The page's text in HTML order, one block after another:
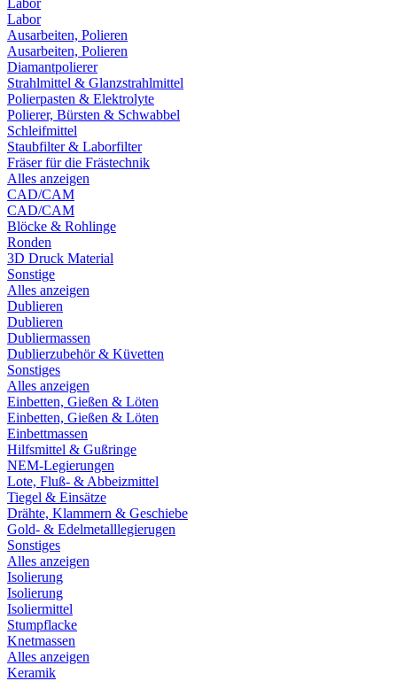
Labor
Labor
Ausarbeiten, Polieren
Ausarbeiten, Polieren
Diamantpolierer
Strahlmittel & Glanzstrahlmittel
Polierpasten & Elektrolyte
Polierer, Bürsten & Schwabbel
Schleifmittel
Staubfilter & Laborfilter
Fräser für die Frästechnik
Alles anzeigen
CAD/CAM
CAD/CAM
Blöcke & Rohlinge
Ronden
3D Druck Material
Sonstige
Alles anzeigen
Dublieren
Dublieren
Dubliermassen
Dublierzubehör & Küvetten
Sonstiges
Alles anzeigen
Einbetten, Gießen & Löten
Einbetten, Gießen & Löten
Einbettmassen
Hilfsmittel & Gußringe
NEM-Legierungen
Lote, Fluß- & Abbeizmittel
Tiegel & Einsätze
Drähte, Klammern & Geschiebe
Gold- & Edelmetalllegierugen
Sonstiges
Alles anzeigen
Isolierung
Isolierung
Isoliermittel
Stumpflacke
Knetmassen
Alles anzeigen
Keramik